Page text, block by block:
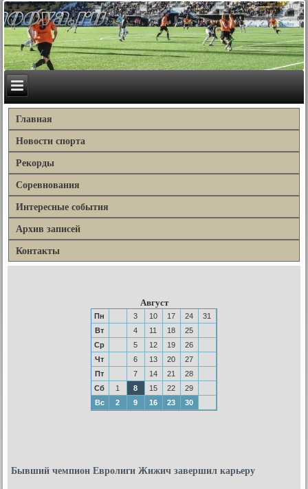
Главная
Новости спорта
Рекорды
Соревнования
Интересные события
Архив записей
Контакты
Август
Пн 3 10 17 24
31
Вт
4 11 18
25
Ср
5 12 19
26
Чт
6 13 20
27
Пт
7 14 21
28
Сб
1 8 15 22
29
Вс
2 9 16 23 30
Бывший чемпион Евролиги Жижич завершил карьеру